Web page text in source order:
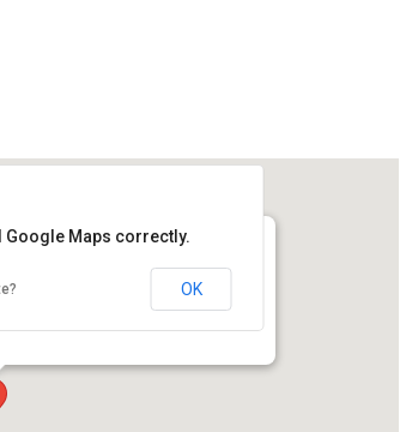
Colonia Chapultepec Polanco
Google Maps correctly.
OK